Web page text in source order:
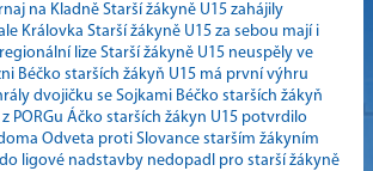
na Kladně Starší žákyně U15 zahájily
Královka Starší žákyně U15 za sebou mají i
lize Starší žákyně U15 neuspěly ve
Béčko starších žákyň U15 má první výhru
dvojičku se Sojkami Béčko starších žákyň
PORGu Áčko starších žákyn U15 potvrdilo
Odveta proti Slovance starším žákyním
ligové nadstavby nedopadl pro starší žákyně